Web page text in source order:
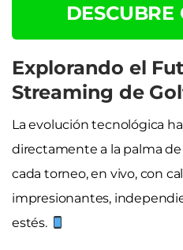
DESCUBRE
Explorando el
Streaming de
La evolución tecnológica
directamente a la palma
cada torneo, en vivo, con
impresionantes,
estés.